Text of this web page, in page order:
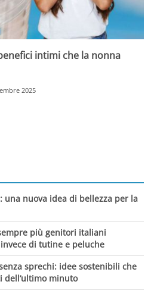
intimi che la nonna
2025
una nuova idea di bellezza per la
più genitori italiani
di tutine e peluche
sprechi: idee sostenibili che
dell’ultimo minuto